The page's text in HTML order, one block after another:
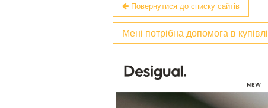
Повернутися до списку сайтів
Мені потрібна допомога в купівлі